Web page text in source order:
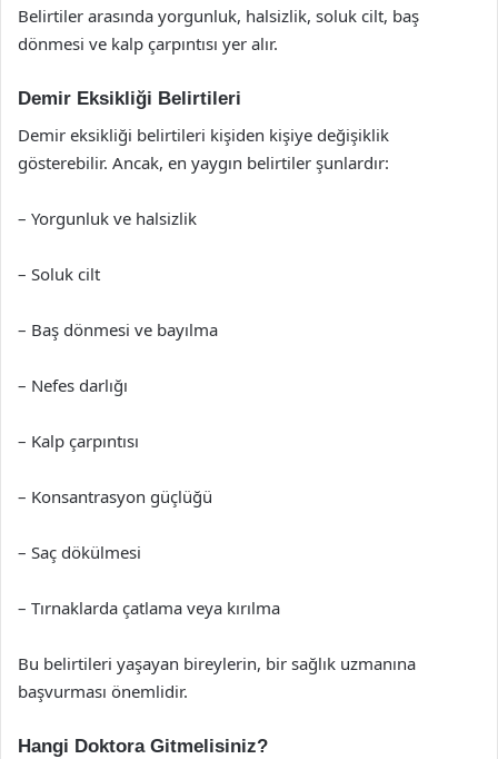
Belirtiler arasında yorgunluk, halsizlik, soluk cilt, baş
dönmesi ve kalp çarpıntısı yer alır.
Demir Eksikliği Belirtileri
Demir eksikliği belirtileri kişiden kişiye değişiklik
gösterebilir. Ancak, en yaygın belirtiler şunlardır:
– Yorgunluk ve halsizlik
– Soluk cilt
– Baş dönmesi ve bayılma
– Nefes darlığı
– Kalp çarpıntısı
– Konsantrasyon güçlüğü
– Saç dökülmesi
– Tırnaklarda çatlama veya kırılma
Bu belirtileri yaşayan bireylerin, bir sağlık uzmanına
başvurması önemlidir.
Hangi Doktora Gitmelisiniz?